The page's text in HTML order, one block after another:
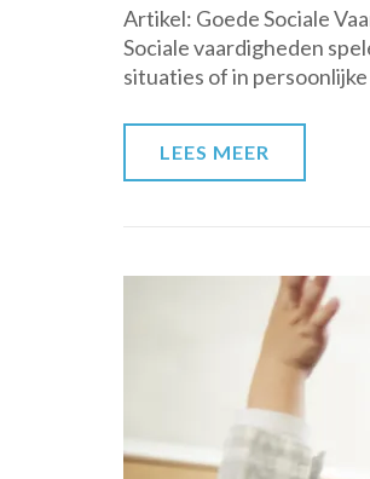
Artikel: Goede Sociale
Sociale vaardigheden
situaties of in
LEES MEER